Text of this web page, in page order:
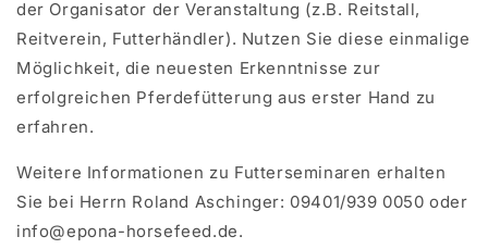
der Organisator der Veranstaltung (z.B. Reitstall,
Reitverein, Futterhändler). Nutzen Sie diese einmalige
Möglichkeit, die neuesten Erkenntnisse zur
erfolgreichen Pferdefütterung aus erster Hand zu
erfahren.
Weitere Informationen zu Futterseminaren erhalten
Sie bei Herrn Roland Aschinger: 09401/939 0050 oder
info@epona-horsefeed.de.